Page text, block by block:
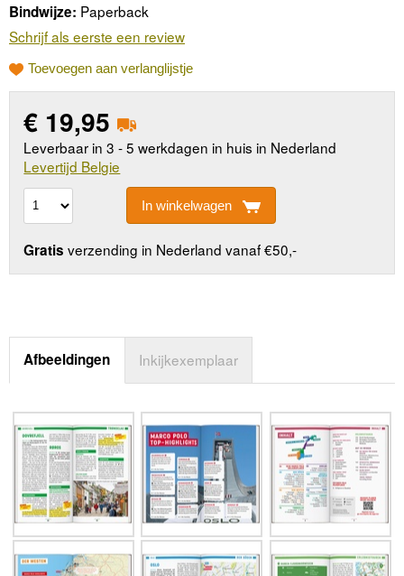
Bindwijze: Paperback
Schrijf als eerste een review
Toevoegen aan verlanglijstje
€ 19,95
Leverbaar in 3 - 5 werkdagen in huis in Nederland
Levertijd Belgie
In winkelwagen
Gratis verzending in Nederland vanaf €50,-
Afbeeldingen Inkijkexemplaar